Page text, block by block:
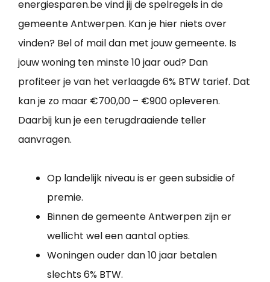
energiesparen.be vind jij de spelregels in de
gemeente Antwerpen. Kan je hier niets over
vinden? Bel of mail dan met jouw gemeente. Is
jouw woning ten minste 10 jaar oud? Dan
profiteer je van het verlaagde 6% BTW tarief. Dat
kan je zo maar €700,00 – €900 opleveren.
Daarbij kun je een terugdraaiende teller
aanvragen.
Op landelijk niveau is er geen subsidie of
premie.
Binnen de gemeente Antwerpen zijn er
wellicht wel een aantal opties.
Woningen ouder dan 10 jaar betalen
slechts 6% BTW.